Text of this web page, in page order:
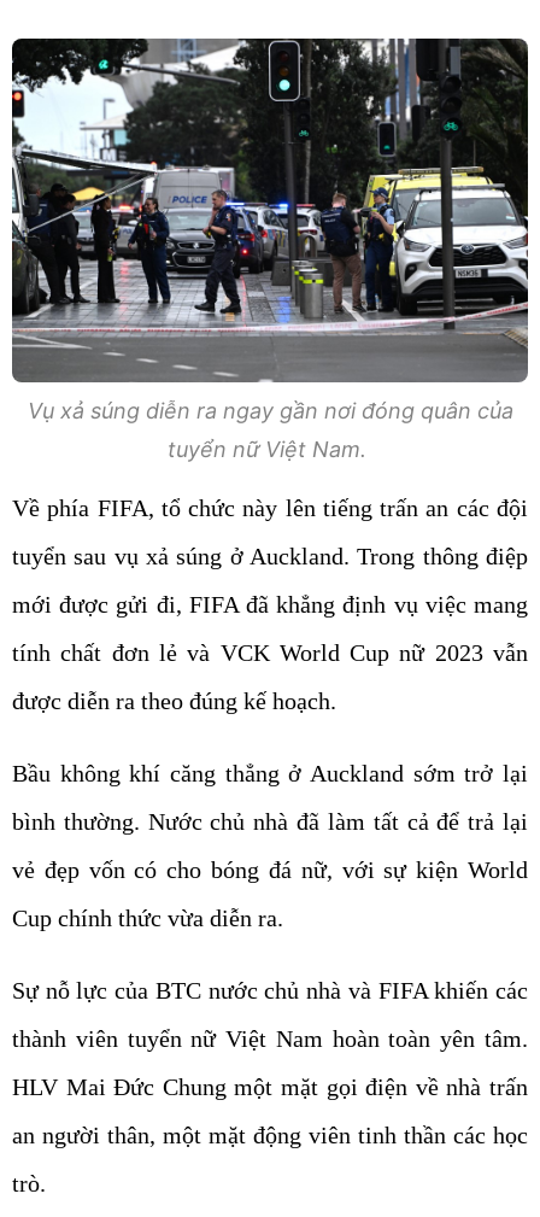
Vụ xả súng diễn ra ngay gần nơi đóng quân của
tuyển nữ Việt Nam.
Về phía FIFA, tổ chức này lên tiếng trấn an các đội
tuyển sau vụ xả súng ở Auckland. Trong thông điệp
mới được gửi đi, FIFA đã khẳng định vụ việc mang
tính chất đơn lẻ và VCK World Cup nữ 2023 vẫn
được diễn ra theo đúng kế hoạch.
Bầu không khí căng thẳng ở Auckland sớm trở lại
bình thường. Nước chủ nhà đã làm tất cả để trả lại
vẻ đẹp vốn có cho bóng đá nữ, với sự kiện World
Cup chính thức vừa diễn ra.
Sự nỗ lực của BTC nước chủ nhà và FIFA khiến các
thành viên tuyển nữ Việt Nam hoàn toàn yên tâm.
HLV Mai Đức Chung một mặt gọi điện về nhà trấn
an người thân, một mặt động viên tinh thần các học
trò.